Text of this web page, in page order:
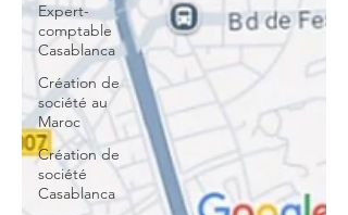
Expert-
comptable
Casablanca
Création de
société au
Maroc
Création de
société
Casablanca